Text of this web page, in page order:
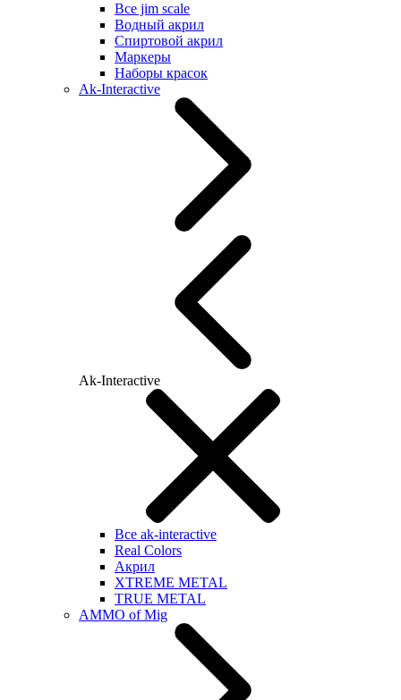
Все jim scale
Водный акрил
Спиртовой акрил
Маркеры
Наборы красок
Ak-Interactive
Ak-Interactive
Все ak-interactive
Real Colors
Акрил
XTREME METAL
TRUE METAL
AMMO of Mig